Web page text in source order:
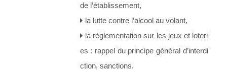
de l’établissement,
la lutte contre l’alcool au volant,
la réglementation sur les jeux et loteri
es : rappel du principe général d’interdi
ction, sanctions.